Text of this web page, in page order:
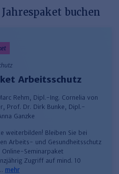
buchen
Arbeitsschutz
Rehm
Dipl.-Ing. Cornelia von
Prof. Dr. Dirk Bunke
Dipl.-
Ganzke
weiterbilden! Bleiben Sie bei
Arbeits- und Gesundheitsschutz
Seminarpaket
Zugriff auf mind. 10
mehr